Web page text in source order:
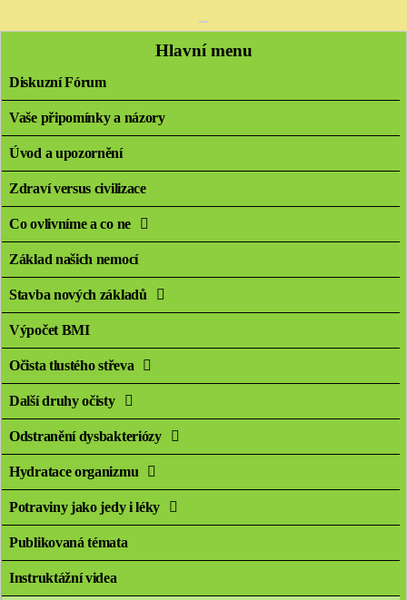
Hlavní menu
Diskuzní Fórum
Vaše připomínky a názory
Úvod a upozornění
Zdraví versus civilizace
Co ovlivníme a co ne
Základ našich nemocí
Stavba nových základů
Výpočet BMI
Očista tlustého střeva
Další druhy očisty
Odstranění dysbakteriózy
Hydratace organizmu
Potraviny jako jedy i léky
Publikovaná témata
Instruktážní videa